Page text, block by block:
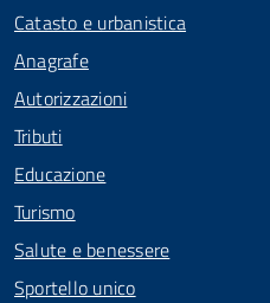
Catasto e urbanistica
Anagrafe
Autorizzazioni
Tributi
Educazione
Turismo
Salute e benessere
Sportello unico